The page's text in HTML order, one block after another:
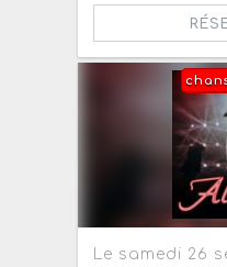
Le samedi 26